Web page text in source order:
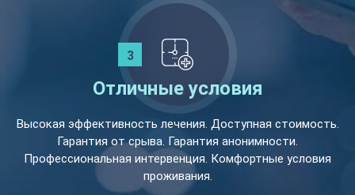
Отличные условия
Высокая эффективность лечения. Доступная стоимость.
Гарантия от срыва. Гарантия анонимности.
Профессиональная интервенция. Комфортные условия
проживания.